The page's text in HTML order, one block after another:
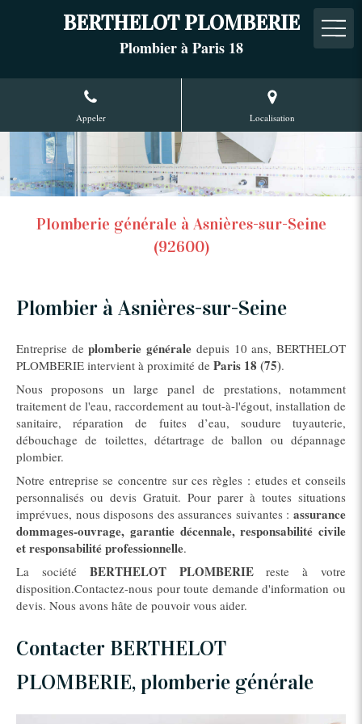
BERTHELOT PLOMBERIE
Plombier à Paris 18
Appeler Localisation
Plomberie générale à Asnières-sur-Seine
(92600)
Plombier à Asnières-sur-Seine
Entreprise deplomberie générale depuis 10 ans, BERTHELOT
PLOMBERIE intervient à proximité de Paris 18 (75).
Nous proposons un large panel de prestations, notamment
traitement de l'eau, raccordement au tout-à-l'égout, installation de
sanitaire, réparation de fuites d’eau, soudure tuyauterie,
débouchage de toilettes, détartrage de ballon ou dépannage
plombier.
Notre entreprise se concentre sur ces règles : etudes et conseils
personnalisés ou devis Gratuit. Pour parer à toutes situations
imprévues, nous disposons des assurances suivantes : assurance
dommages-ouvrage, garantie décennale, responsabilité civile
et responsabilité professionnelle.
La société BERTHELOT PLOMBERIEreste à votre
disposition.Contactez-nous pour toute demande d'information ou
devis. Nous avons hâte de pouvoir vous aider.
Contacter BERTHELOT
PLOMBERIE, plomberie générale